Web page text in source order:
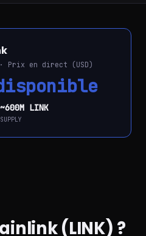
· Prix en direct (USD)
~600M LINK
SUPPLY
(LINK) ?